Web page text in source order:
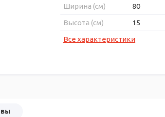
Ширина (см)
80
Высота (см)
15
Все характеристики